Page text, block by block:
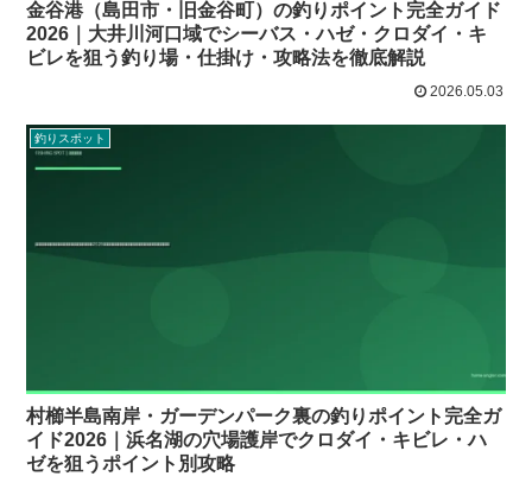
金谷港（島田市・旧金谷町）の釣りポイント完全ガイド
2026｜大井川河口域でシーバス・ハゼ・クロダイ・キ
ビレを狙う釣り場・仕掛け・攻略法を徹底解説
2026.05.03
釣りスポット
村櫛半島南岸・ガーデンパーク裏の釣りポイント完全ガ
イド2026｜浜名湖の穴場護岸でクロダイ・キビレ・ハ
ゼを狙うポイント別攻略